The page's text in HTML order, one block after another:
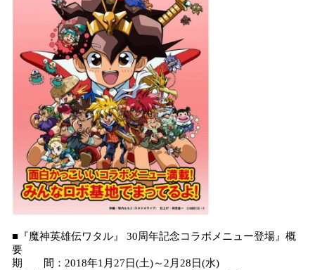
■『魔神英雄伝ワタル』 30周年記念コラボメニュー登場』概
要
期 間：2018年1月27日(土)～2月28日(水)